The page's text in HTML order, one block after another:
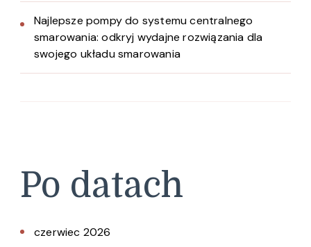
Najlepsze pompy do systemu centralnego
smarowania: odkryj wydajne rozwiązania dla
swojego układu smarowania
Po datach
czerwiec 2026